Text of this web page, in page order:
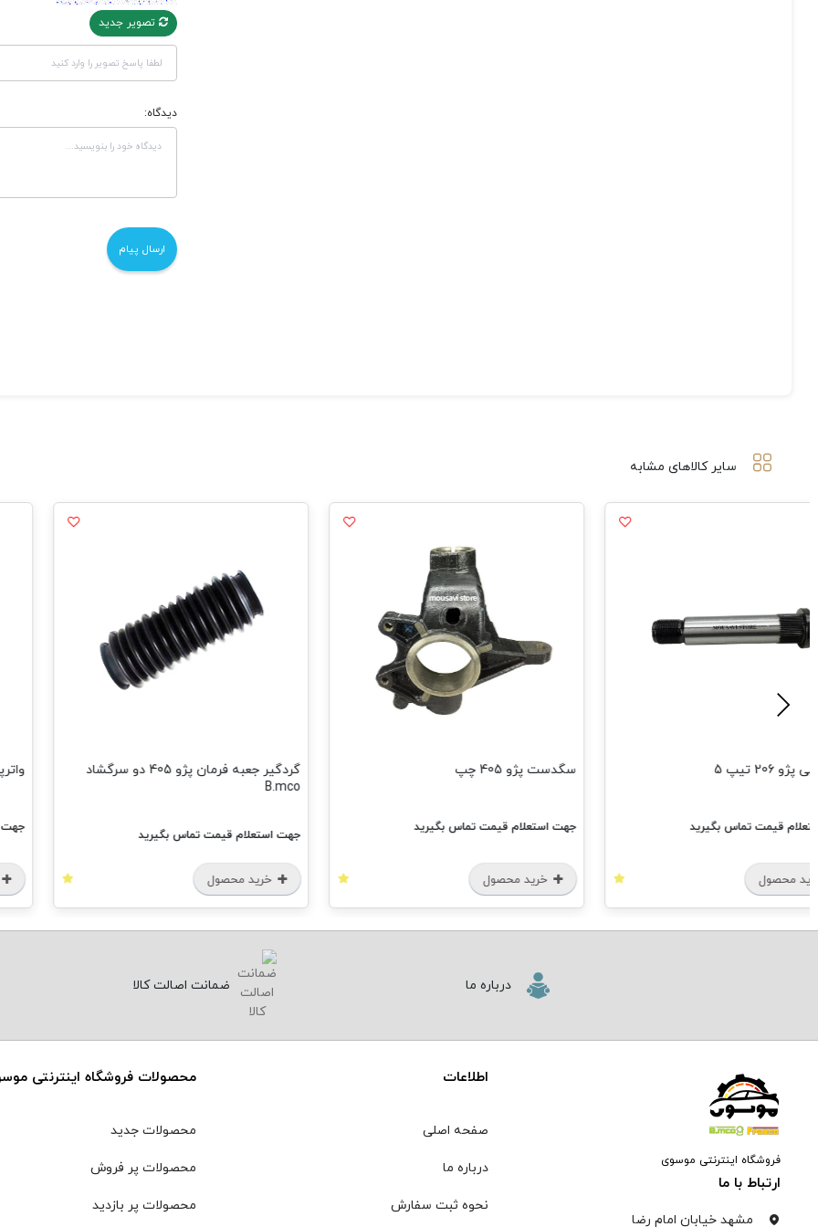
تصویر جدید
دیدگاه:
سایر کالاهای مشابه
5
قیمت تماس بگیرید
سگدست پژو 405 چپ
جهت استعلام قیمت تماس بگیرید
خرید محصول
گردگیر جعبه فرمان پژو 405 دو سرگشاد
B.mco
جهت استعلام قیمت تماس بگیرید
خرید محصول
واترپمپ پژو 206 تیپ
جهت
درباره ما ضمانت اصالت کالا
فروشگاه اینترنتی موسوی
ارتباط با ما
مشهد خیابان امام رضا
اطلاعات
صفحه اصلی
درباره ما
نحوه ثبت سفارش
محصولات فروشگاه اینترنتی
محصولات جدید
محصولات پر فروش
محصولات پر بازدید